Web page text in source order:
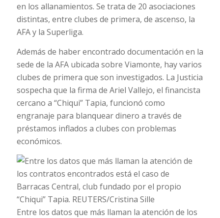
en los allanamientos. Se trata de 20 asociaciones
distintas, entre clubes de primera, de ascenso, la
AFA y la Superliga.
Además de haber encontrado documentación en la
sede de la AFA ubicada sobre Viamonte, hay varios
clubes de primera que son investigados. La Justicia
sospecha que la firma de Ariel Vallejo, el financista
cercano a “Chiqui” Tapia, funcionó como
engranaje para blanquear dinero a través de
préstamos inflados a clubes con problemas
económicos.
Entre los datos que más llaman la atención de los